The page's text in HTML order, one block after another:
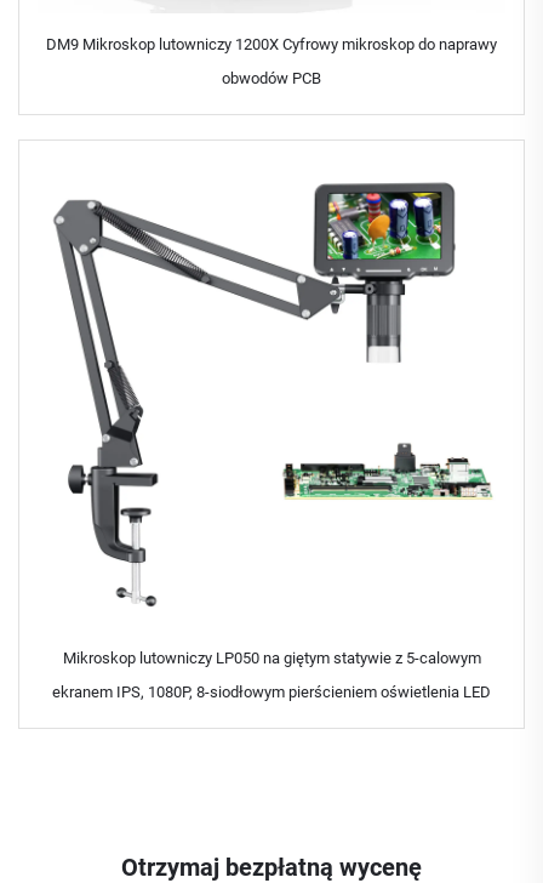
DM9 Mikroskop lutowniczy 1200X Cyfrowy mikroskop do naprawy
obwodów PCB
Mikroskop lutowniczy LP050 na giętym statywie z 5-calowym
ekranem IPS, 1080P, 8-siodłowym pierścieniem oświetlenia LED
Otrzymaj bezpłatną wycenę